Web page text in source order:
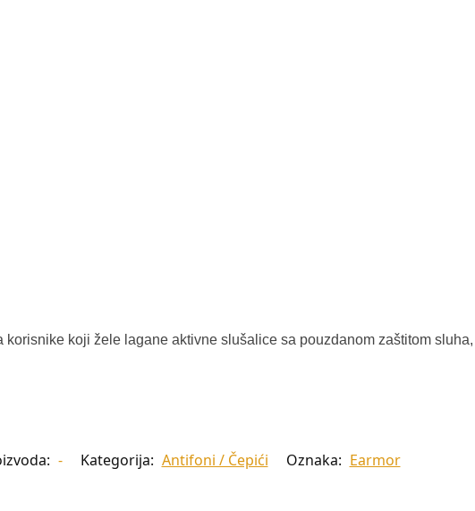
koji žele lagane aktivne slušalice sa pouzdanom zaštitom
- Kategorija: Antifoni / Čepići Oznaka: Earmor